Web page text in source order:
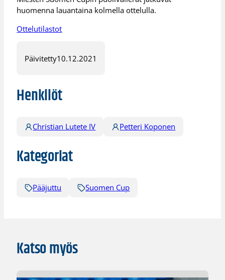
huomenna lauantaina kolmella ottelulla.
Ottelutilastot
Päivitetty10.12.2021
Henkilöt
Christian Lutete IV Petteri Koponen
Kategoriat
Pääjuttu Suomen Cup
Katso myös